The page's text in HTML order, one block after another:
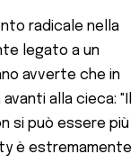
radicale nella
legato a un
avverte che in
alla cieca: "Il
si può essere più
è estremamente